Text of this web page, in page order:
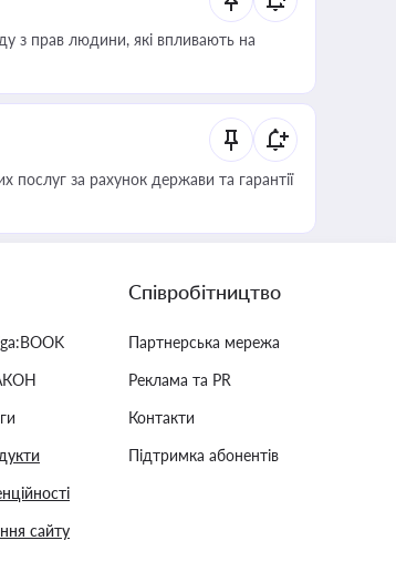
з прав людини, які впливають на
за рахунок держави та гарантії
сайту
Співробітництво
Партнерська мережа
Реклама та PR
Контакти
Підтримка абонентів